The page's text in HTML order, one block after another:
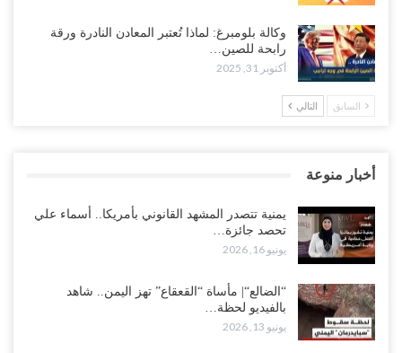
وكالة بلومبرغ: لماذا تُعتبر المعادن النادرة ورقة
رابحة للصين…
أكتوبر 31, 2025
السابق التالي
أخبار منوعة
يمنية تتصدر المشهد القانوني بأمريكا.. أسماء علي
تحصد جائزة…
يونيو 16, 2026
“الضالع“| مأساة “القعقاع” تهز اليمن.. شاهد
بالفيديو لحظة…
يونيو 13, 2026